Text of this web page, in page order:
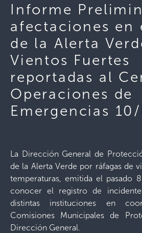
Informe
afectaciones en
de la Alerta
Vientos Fuertes
reportadas al
Operaciones de
Emergencias
La Dirección General de
de la Alerta Verde por ráfagas de
temperaturas, emitida el pasado
conocer el registro de
distintas instituciones en
Comisiones Municipales de
Dirección General.